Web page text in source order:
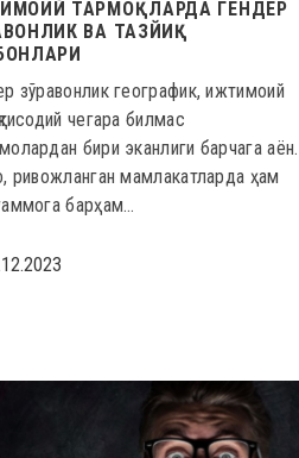
ТАРМОҚЛАРДА ГЕНДЕР
ВА ТАЗЙИҚ
зўравонлик географик, ижтимоий
чегара билмас
бири эканлиги барчага аён.
ривожланган мамлакатларда ҳам
барҳам…